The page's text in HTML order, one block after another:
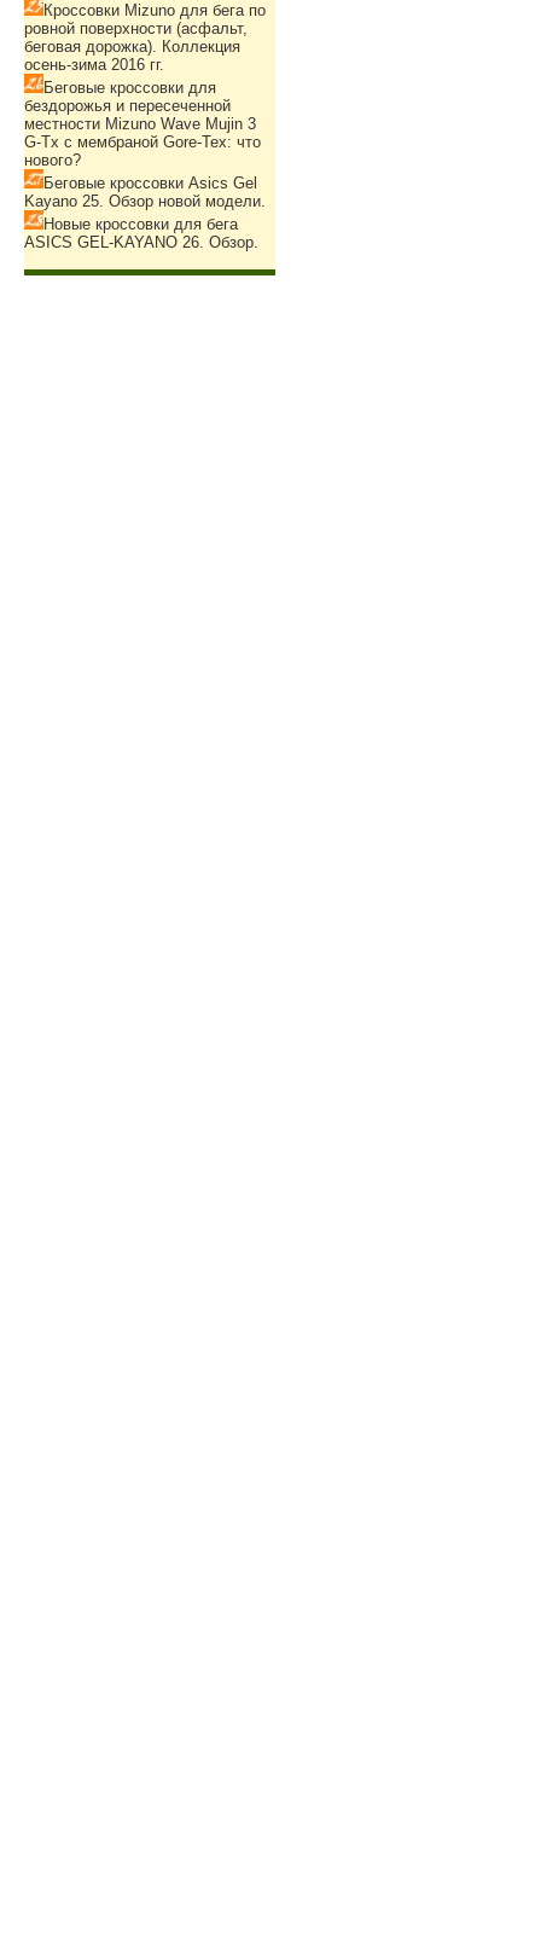
Кроссовки Mizuno для бега по
ровной поверхности (асфальт,
беговая дорожка). Коллекция
осень-зима 2016 гг.
Беговые кроссовки для
бездорожья и пересеченной
местности Mizuno Wave Mujin 3
G-Tx с мембраной Gore-Tex: что
нового?
Беговые кроссовки Asics Gel
Kayano 25. Обзор новой модели.
Новые кроссовки для бега
ASICS GEL-KAYANO 26. Обзор.